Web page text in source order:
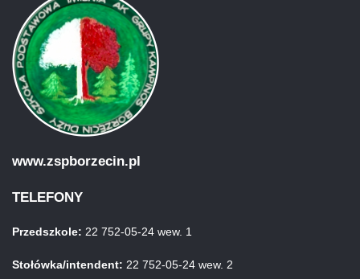
www.zspborzecin.pl
TELEFONY
Przedszkole: 22 752-05-24 wew. 1
Stołówka/intendent: 22 752-05-24 wew. 2